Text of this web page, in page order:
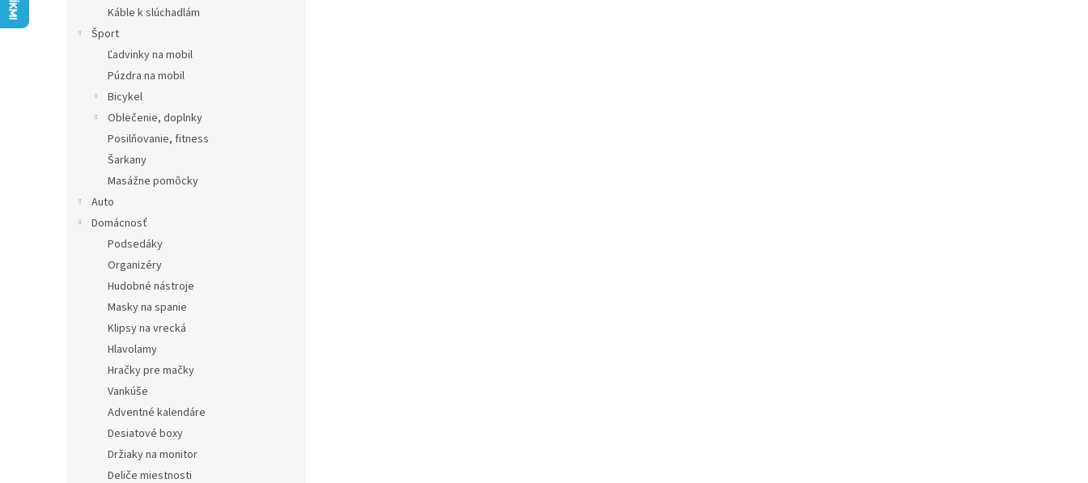
Káble k slúchadlám
Šport
Ľadvinky na mobil
Púzdra na mobil
Bicykel
Oblečenie, doplnky
Posilňovanie, fitness
Šarkany
Masážne pomôcky
Auto
Domácnosť
Podsedáky
Organizéry
Hudobné nástroje
Masky na spanie
Klipsy na vrecká
Hlavolamy
Hračky pre mačky
Vankúše
Adventné kalendáre
Desiatové boxy
Držiaky na monitor
Deliče miestnosti